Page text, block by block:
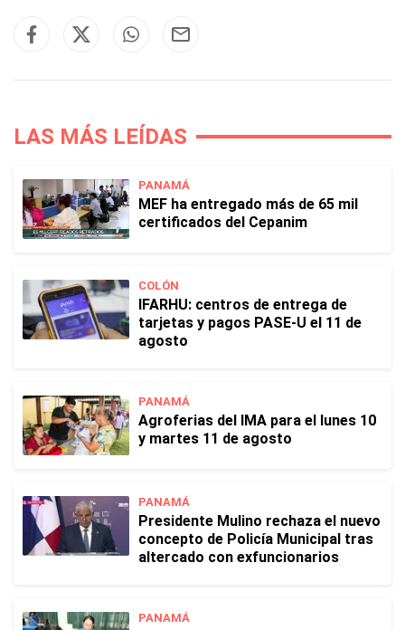
LAS MÁS LEÍDAS
PANAMÁ
MEF ha entregado más de 65 mil
certificados del Cepanim
COLÓN
IFARHU: centros de entrega de
tarjetas y pagos PASE-U el 11 de
agosto
PANAMÁ
Agroferias del IMA para el lunes 10
y martes 11 de agosto
PANAMÁ
Presidente Mulino rechaza el nuevo
concepto de Policía Municipal tras
altercado con exfuncionarios
PANAMÁ